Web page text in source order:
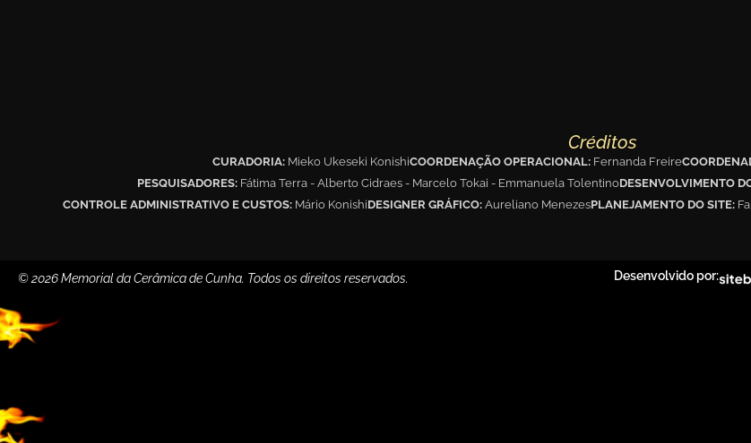
Créditos
CURADORIA: Mieko Ukeseki KonishiCOORDENAÇÃO OPERACIONAL: Fernanda Freire
PESQUISADORES: Fátima Terra - Alberto Cidraes - Marcelo Tokai - Emmanuela TolentinoDESENVOLVIMENTO
CONTROLE ADMINISTRATIVO E CUSTOS: Mário KonishiDESIGNER GRÁFICO: Aureliano MenezesPLANEJAMENTO DO SITE:
© 2026 Memorial da Cerâmica de Cunha. Todos os direitos reservados. Desenvolvido por: